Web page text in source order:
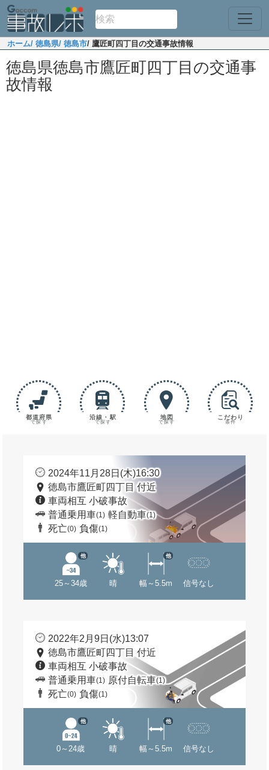
ホーム/ 徳島県/ 徳島市/ 鷹匠町四丁目の交通事故情報
徳島県徳島市鷹匠町四丁目の交通事
故情報
都道府県
で探す
沿線・駅
で探す
地図
で探す
こだわり
条件
2024年11月28日(木)16:30
徳島市鷹匠町四丁目 付近
車両相互 小破事故
普通乗用車(1) 軽自動車(1)
死亡(0) 負傷(1)
25～34歳
他
晴 幅～5.5m
他
信号なし
2022年2月9日(水)13:07
徳島市鷹匠町四丁目 付近
車両相互 小破事故
普通乗用車(1) 原付自転車(1)
死亡(0) 負傷(1)
0～24歳
他
晴 幅～5.5m
他
信号なし